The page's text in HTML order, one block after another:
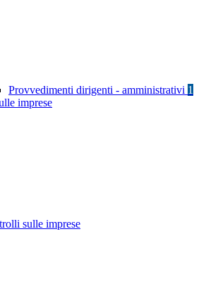
Provvedimenti dirigenti - amministrativi 1
imprese
sulle imprese